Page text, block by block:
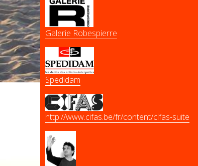
Galerie Robespierre
Spedidam
http://www.cifas.be/fr/content/cifas-suite